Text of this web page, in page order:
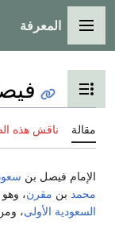
القائمة الرئيسية
المعرفة
تبديل عرض جدول
فيصل
ناقش هذه
فيصل بن سعود
بنمقرن، وهو
الأولى، ومن